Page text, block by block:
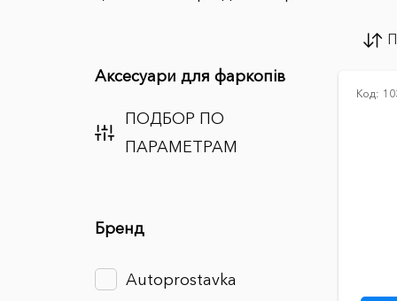
Аксесуари для фаркопів
ПОДБОР ПО
ПАРАМЕТРАМ
Бренд
Autoprostavka
Код: